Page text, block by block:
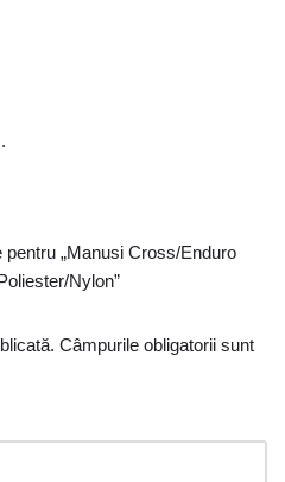
„Manusi Cross/Enduro
Nylon”
Câmpurile obligatorii sunt